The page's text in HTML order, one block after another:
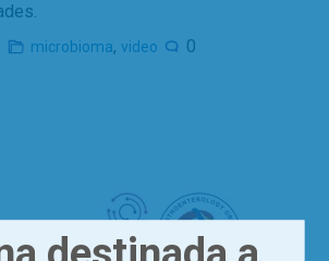
microbioma, video 0